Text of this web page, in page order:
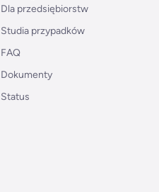
Dla przedsiębiorstw
Studia przypadków
FAQ
Dokumenty
Status